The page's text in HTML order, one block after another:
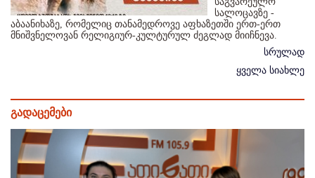
სალოცავზე -
აბაანიხაზე, რომელიც თანამედროვე აფხაზეთში ერთ-ერთ
მნიშვნელოვან რელიგიურ-კულტურულ ძეგლად მიიჩნევა.
სრულად
ყველა სიახლე
გადაცემები